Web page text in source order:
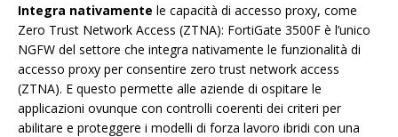
Integra nativamente le capacità di accesso proxy, come
Zero Trust Network Access (ZTNA): FortiGate 3500F è l’unico
NGFW del settore che integra nativamente le funzionalità di
accesso proxy per consentire zero trust network access
(ZTNA). E questo permette alle aziende di ospitare le
applicazioni ovunque con controlli coerenti dei criteri per
abilitare e proteggere i modelli di forza lavoro ibridi con una